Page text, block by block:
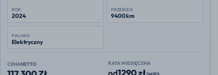
ROK
2024
PRZEBIEG
9400 km
PALIWO
Elektryczny
CENANETTO RATA MIESIĘCZNA
od